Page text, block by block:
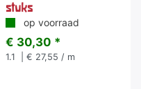
stuks
op voorraad
€ 30,30 *
1.1 | € 27,55 / m